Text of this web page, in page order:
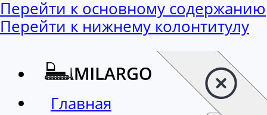
Перейти к основному содержанию
Перейти к нижнему колонтитулу
Главная